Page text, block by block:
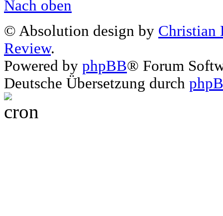
Nach oben
© Absolution design by Christian
Review.
Powered by phpBB® Forum
Deutsche Übersetzung durch